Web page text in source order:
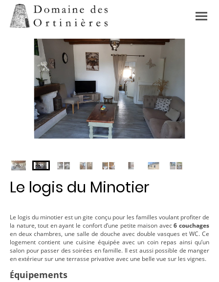
Le logis du Minotier
Le logis du minotier est un gite conçu pour les familles voulant profiter de
la nature, tout en ayant le confort d’une petite maison avec6 couchages
en deux chambres, une salle de douche avec double vasques et WC. Ce
logement contient une cuisine équipée avec un coin repas ainsi qu’un
salon pour passer des soirées en famille. Il est aussi possible de manger
en extérieur sur une terrasse privative avec une belle vue sur les vignes.
Équipements